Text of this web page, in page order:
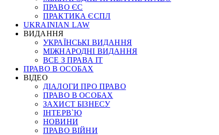
ПРАВО ЄС
ПРАКТИКА ЄСПЛ
UKRAINIAN LAW
ВИДАННЯ
УКРАЇНСЬКІ ВИДАННЯ
МІЖНАРОДНІ ВИДАННЯ
ВСЕ З ПРАВА ІТ
ПРАВО В ОСОБАХ
ВІДЕО
ДІАЛОГИ ПРО ПРАВО
ПРАВО В ОСОБАХ
ЗАХИСТ БІЗНЕСУ
ІНТЕРВ`Ю
НОВИНИ
ПРАВО ВІЙНИ